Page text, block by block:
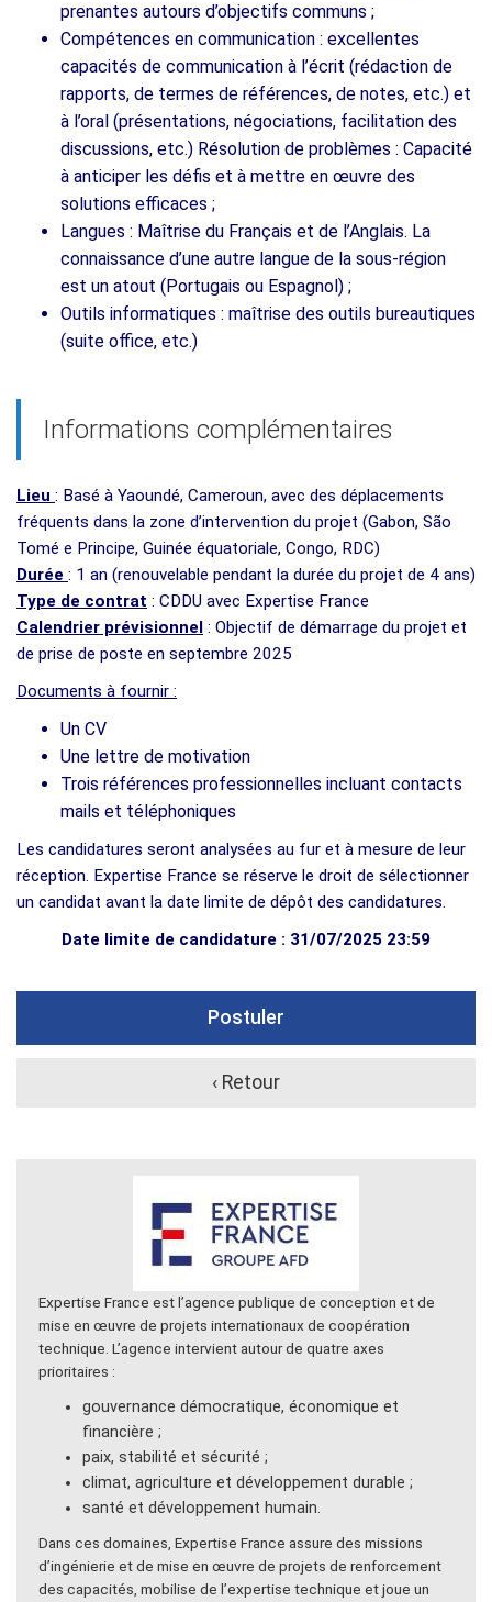
prenantes autours d’objectifs communs ;
Compétences en communication : excellentes
capacités de communication à l’écrit (rédaction de
rapports, de termes de références, de notes, etc.) et
à l’oral (présentations, négociations, facilitation des
discussions, etc.) Résolution de problèmes : Capacité
à anticiper les défis et à mettre en œuvre des
solutions efficaces ;
Langues : Maîtrise du Français et de l’Anglais. La
connaissance d’une autre langue de la sous-région
est un atout (Portugais ou Espagnol) ;
Outils informatiques : maîtrise des outils bureautiques
(suite office, etc.)
Informations complémentaires
Lieu : Basé à Yaoundé, Cameroun, avec des déplacements
fréquents dans la zone d’intervention du projet (Gabon, São
Tomé e Principe, Guinée équatoriale, Congo, RDC)
Durée : 1 an (renouvelable pendant la durée du projet de 4 ans)
Type de contrat : CDDU avec Expertise France
Calendrier prévisionnel : Objectif de démarrage du projet et
de prise de poste en septembre 2025
Documents à fournir :
Un CV
Une lettre de motivation
Trois références professionnelles incluant contacts
mails et téléphoniques
Les candidatures seront analysées au fur et à mesure de leur
réception. Expertise France se réserve le droit de sélectionner
un candidat avant la date limite de dépôt des candidatures.
Date limite de candidature : 31/07/2025 23:59
Postuler
‹ Retour
Expertise France est l’agence publique de conception et de
mise en œuvre de projets internationaux de coopération
technique. L’agence intervient autour de quatre axes
prioritaires :
gouvernance démocratique, économique et
financière ;
paix, stabilité et sécurité ;
climat, agriculture et développement durable ;
santé et développement humain.
Dans ces domaines, Expertise France assure des missions
d’ingénierie et de mise en œuvre de projets de renforcement
des capacités, mobilise de l’expertise technique et joue un